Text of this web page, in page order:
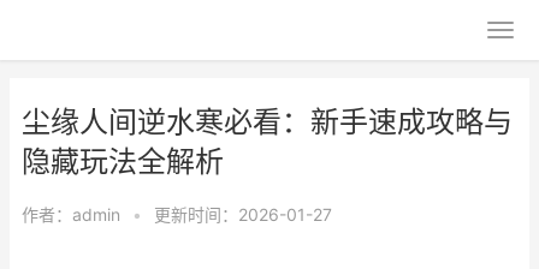
尘缘人间逆水寒必看：新手速成攻略与
隐藏玩法全解析
作者： admin • 更新时间：2026-01-27